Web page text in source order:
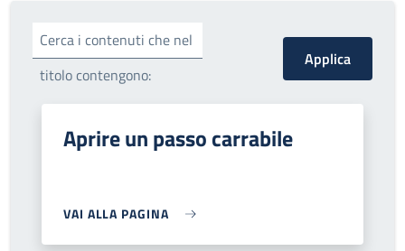
Cerca i contenuti che nel
titolo contengono:
Aprire un passo carrabile
VAI ALLA PAGINA